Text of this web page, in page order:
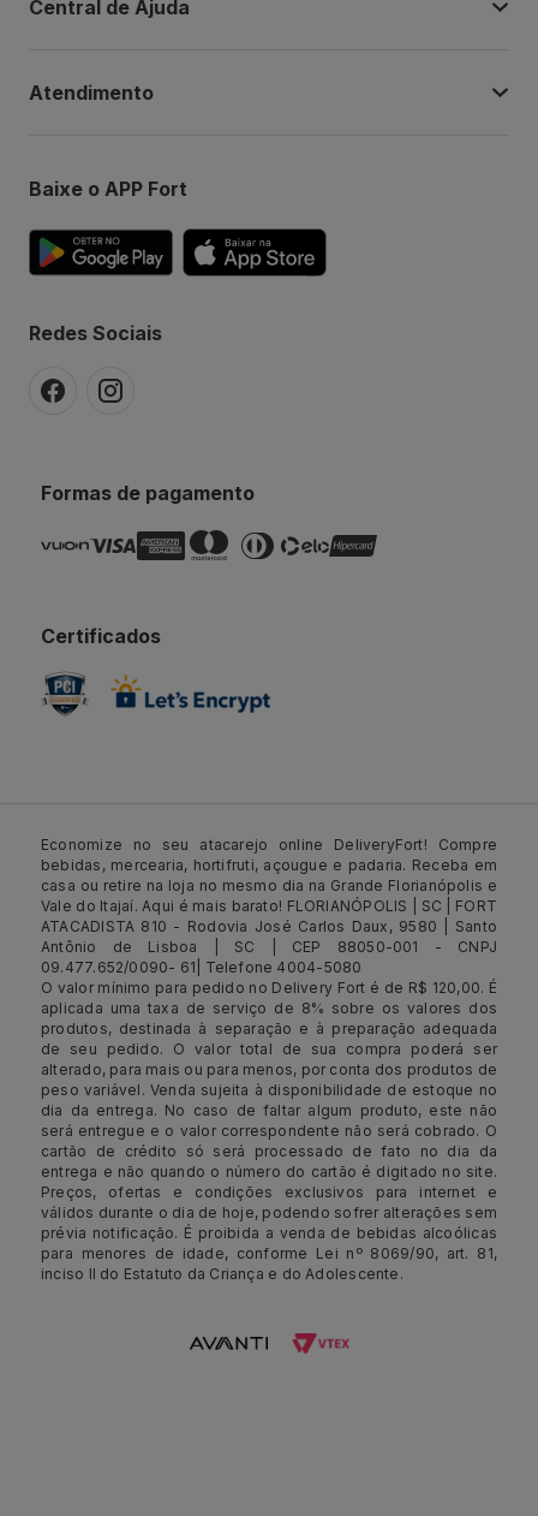
Central de Ajuda
Atendimento
Baixe o APP Fort
Redes Sociais
Formas de pagamento
Certificados
Economize no seu atacarejo online DeliveryFort! Compre
bebidas, mercearia, hortifruti, açougue e padaria. Receba em
casa ou retire na loja no mesmo dia na Grande Florianópolis e
Vale do Itajaí. Aqui é mais barato! FLORIANÓPOLIS | SC | FORT
ATACADISTA 810 - Rodovia José Carlos Daux, 9580 | Santo
Antônio de Lisboa | SC | CEP 88050-001 - CNPJ
09.477.652/0090- 61| Telefone 4004-5080
O valor mínimo para pedido no Delivery Fort é de R$ 120,00. É
aplicada uma taxa de serviço de 8% sobre os valores dos
produtos, destinada à separação e à preparação adequada
de seu pedido. O valor total de sua compra poderá ser
alterado, para mais ou para menos, por conta dos produtos de
peso variável. Venda sujeita à disponibilidade de estoque no
dia da entrega. No caso de faltar algum produto, este não
será entregue e o valor correspondente não será cobrado. O
cartão de crédito só será processado de fato no dia da
entrega e não quando o número do cartão é digitado no site.
Preços, ofertas e condições exclusivos para internet e
válidos durante o dia de hoje, podendo sofrer alterações sem
prévia notificação. É proibida a venda de bebidas alcoólicas
para menores de idade, conforme Lei nº 8069/90, art. 81,
inciso II do Estatuto da Criança e do Adolescente.